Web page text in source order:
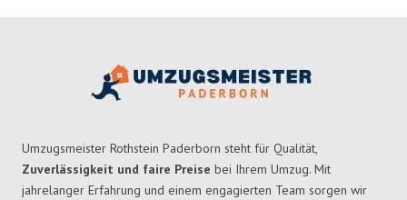
Umzugsmeister Rothstein Paderborn steht für Qualität,
Zuverlässigkeit und faire Preise bei Ihrem Umzug. Mit
jahrelanger Erfahrung und einem engagierten Team sorgen wir